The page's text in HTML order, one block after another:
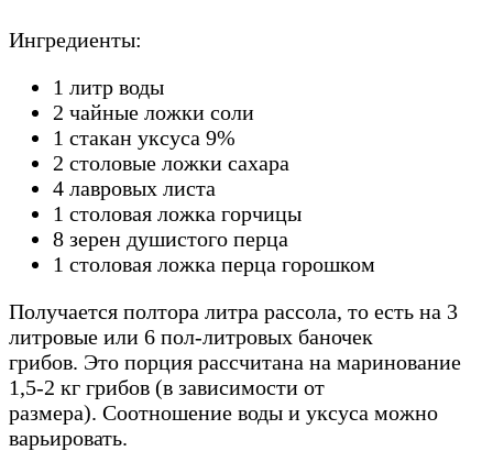
Ингредиенты:
1 литр воды
2 чайные ложки соли
1 стакан уксуса 9%
2 столовые ложки сахара
4 лавровых листа
1 столовая ложка горчицы
8 зерен душистого перца
1 столовая ложка перца горошком
Получается полтора литра рассола, то есть на 3
литровые или 6 пол-литровых баночек
грибов. Это порция рассчитана на маринование
1,5-2 кг грибов (в зависимости от
размера). Соотношение воды и уксуса можно
варьировать.